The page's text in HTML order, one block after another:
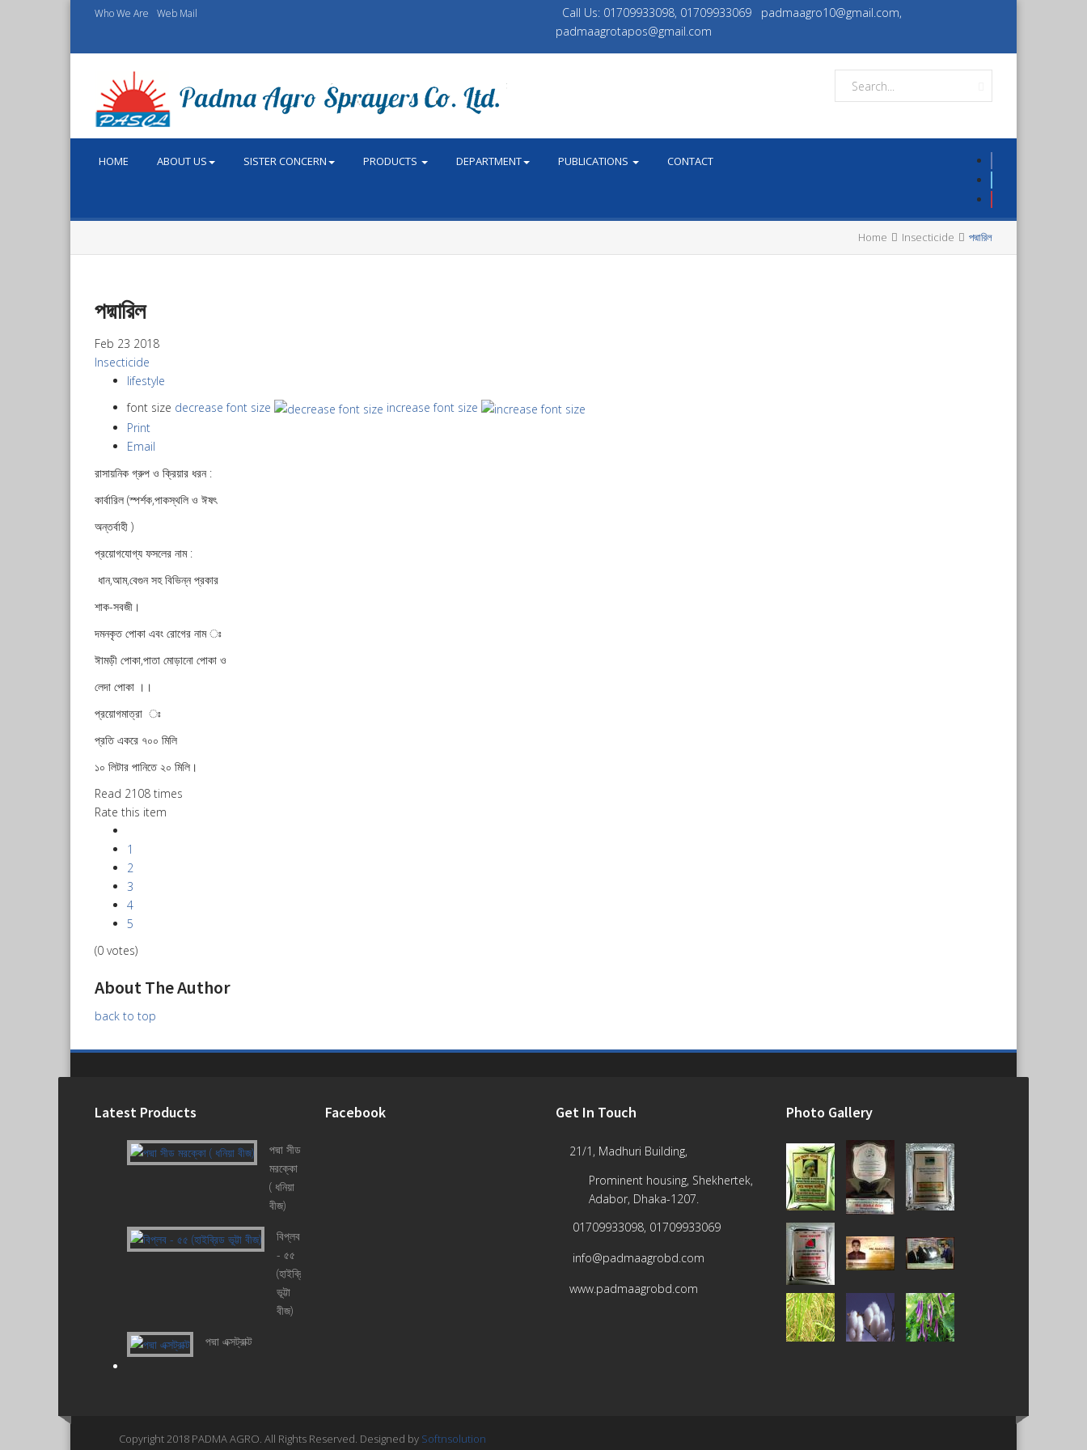
Who We Are Web Mail Call Us: 01709933098, 01709933069
padmaagro10@gmail.com,
padmaagrotapos@gmail.com
HOME ABOUT US SISTER CONCERN PRODUCTS DEPARTMENT PUBLICATIONS CONTACT
Home Insecticide পদ্মারিল
পদ্মারিল
Feb 23 2018
Insecticide
lifestyle
font size decrease font size
increase font size
Print
Email
রাসায়নিক গ্রুপ ও ক্রিয়ার ধরন :
কার্বারিল (স্পর্শক,পাকস্থলি ও ঈষৎ
অন্তর্বাহী )
প্রয়োগযোগ্য ফসলের নাম :
ধান,আম,বেগুন সহ বিভিন্ন প্রকার
শাক-সবজী।
দমনকৃত পোকা এবং রোগের নাম ঃ
ঈামড়ী পোকা,পাতা মোড়ানো পোকা ও
লেদা পোকা ।।
প্রয়োগমাত্রা ঃ
প্রতি একরে ৭০০ মিলি
১০ লিটার পানিতে ২০ মিলি।
Read 2108 times
Rate this item
1
2
3
4
5
(0 votes)
About The Author
back to top
Latest Products
পদ্মা সীড
মরক্কো
( ধনিয়া
বীজ)
বিপ্লব
- ৫৫
(হাইব্রিড
ভূট্টা
বীজ)
পদ্মা এক্সট্রাক্ট
Facebook Get In Touch
21/1, Madhuri Building,
Prominent housing, Shekhertek,
Adabor, Dhaka-1207.
01709933098, 01709933069
info@padmaagrobd.com
www.padmaagrobd.com
Photo Gallery
Copyright 2018 PADMA AGRO. All Rights Reserved. Designed by Softnsolution